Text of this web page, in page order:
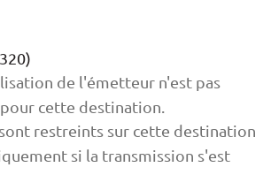
de l'émetteur n'est pas
cette destination.
sont restreints sur cette destination
si la transmission s'est